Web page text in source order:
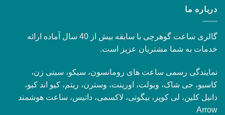
درباره ما
گالری ساعت گوهرچی با سابقه بیش از 40 سال آماده ارائه
خدمات به شما مشتریان عزیز است.
نمایندگی رسمی ساعت های رومانسون، سیکو، سیتی زن،
کاسیو، جی شاک، ویولت، اورینت، وسترن، ریتم، کیو اند کیو،
دانیل کلین، لی کوپر، بیگوتی، لاکسمی، داتیس، ساعت هوشمند
Arrow